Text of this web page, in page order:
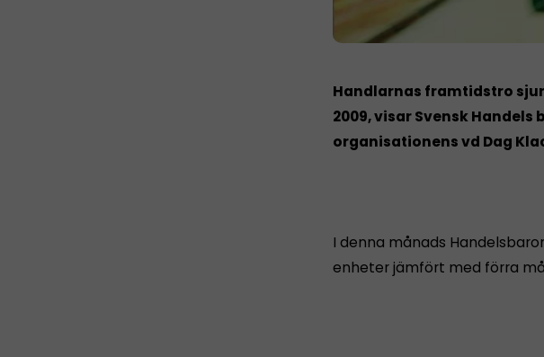
Handlarnas framtidstro
2009, visar Svensk
organisationens vd Dag
I denna månads
enheter jämfört med förra